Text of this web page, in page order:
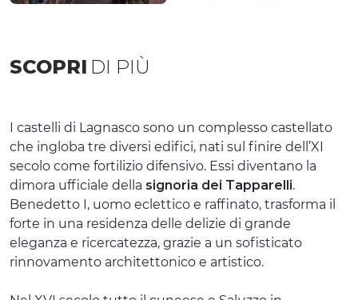
SCOPRI DI PIÙ
I castelli di Lagnasco sono un complesso castellato
che ingloba tre diversi edifici, nati sul finire dell’XI
secolo come fortilizio difensivo. Essi diventano la
dimora ufficiale della signoria dei Tapparelli.
Benedetto I, uomo eclettico e raffinato, trasforma il
forte in una residenza delle delizie di grande
eleganza e ricercatezza, grazie a un sofisticato
rinnovamento architettonico e artistico.